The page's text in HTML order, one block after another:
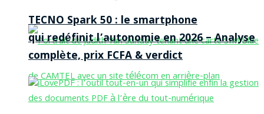
TECNO Spark 50 : le smartphone
qui redéfinit l’autonomie en 2026 – Analyse
complète, prix FCFA & verdict